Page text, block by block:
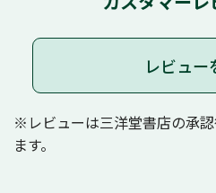
レビュー
※レビューは三洋堂書店の承
ます。